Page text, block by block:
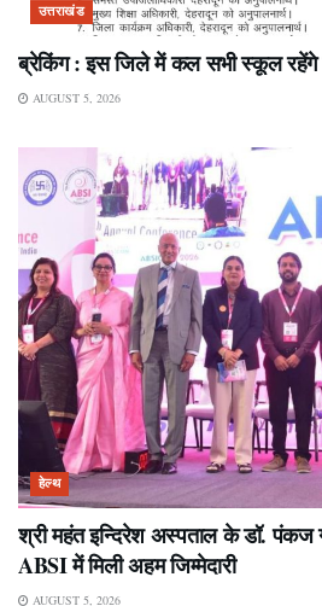
उत्तराखंड
ब्रेकिंग : इस जिले में कल सभी स्कूल रहेंगे
AUGUST 5, 2026
हेल्थ
श्री महंत इन्दिरेश अस्पताल के डॉ. पंकज
ABSI में मिली अहम जिम्मेदारी
AUGUST 5, 2026